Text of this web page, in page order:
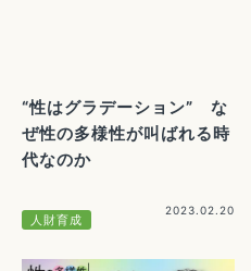
“性はグラデーション” な
ぜ性の多様性が叫ばれる時
代なのか
人財育成
2023.02.20